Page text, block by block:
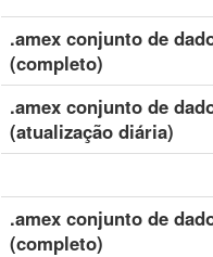
.amex conjunto de
(completo)
.amex conjunto de
(atualização diária)
.amex conjunto de
(completo)